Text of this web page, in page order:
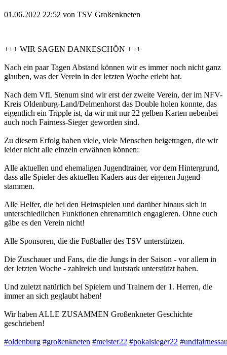
01.06.2022 22:52 von TSV Großenkneten
+++ WIR SAGEN DANKESCHÖN +++
Nach ein paar Tagen Abstand können wir es immer noch nicht ganz
glauben, was der Verein in der letzten Woche erlebt hat.
Nach dem VfL Stenum sind wir erst der zweite Verein, der im NFV-
Kreis Oldenburg-Land/Delmenhorst das Double holen konnte, das
eigentlich ein Tripple ist, da wir mit nur 22 gelben Karten nebenbei
auch noch Fairness-Sieger geworden sind.
Zu diesem Erfolg haben viele, viele Menschen beigetragen, die wir
leider nicht alle einzeln erwähnen können:
Alle aktuellen und ehemaligen Jugendtrainer, vor dem Hintergrund,
dass alle Spieler des aktuellen Kaders aus der eigenen Jugend
stammen.
Alle Helfer, die bei den Heimspielen und darüber hinaus sich in
unterschiedlichen Funktionen ehrenamtlich engagieren. Ohne euch
gäbe es den Verein nicht!
Alle Sponsoren, die die Fußballer des TSV unterstützen.
Die Zuschauer und Fans, die die Jungs in der Saison - vor allem in
der letzten Woche - zahlreich und lautstark unterstützt haben.
Und zuletzt natürlich bei Spielern und Trainern der 1. Herren, die
immer an sich geglaubt haben!
Wir haben ALLE ZUSAMMEN Großenkneter Geschichte
geschrieben!
#oldenburg #großenkneten #meister22 #pokalsieger22